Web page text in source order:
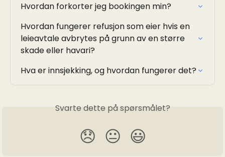
Hvordan forkorter jeg bookingen min?
Hvordan fungerer refusjon som eier hvis en
leieavtale avbrytes på grunn av en større
skade eller havari?
Hva er innsjekking, og hvordan fungerer det?
Svarte dette på spørsmålet?
😞 😐 😃